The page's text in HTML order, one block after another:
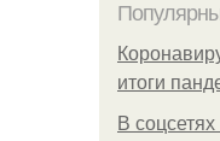
итоги
В